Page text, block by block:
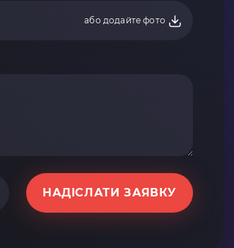
або додайте фото
НАДІСЛАТИ ЗАЯВКУ